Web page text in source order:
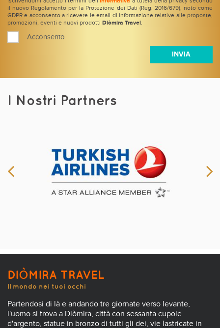
il nuovo Regolamento per la Protezione dei Dati (Reg. 2016/679), noto come
GDPR e acconsento a ricevere le email di informazione relative alle proposte,
promozioni, eventi e nuovi prodotti Diòmira Travel .
Acconsento
I Nostri Partners
DIÒMIRA TRAVEL
Il mondo nei tuoi occhi
Partendosi di là e andando tre giornate verso levante,
l'uomo si trova a Diòmira, città con sessanta cupole
d'argento, statue in bronzo di tutti gli dei, vie lastricate in